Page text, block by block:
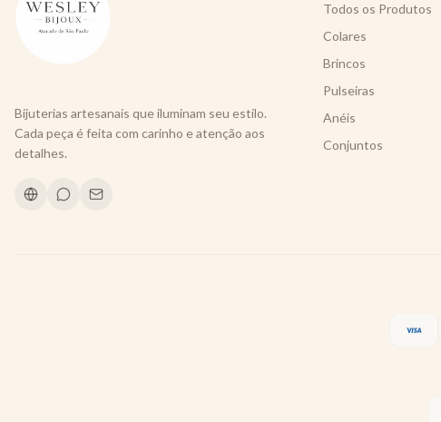
Bijuterias artesanais que iluminam seu estilo.
Cada peça é feita com carinho e atenção aos
detalhes.
Todos os Produtos
Colares
Brincos
Pulseiras
Anéis
Conjuntos